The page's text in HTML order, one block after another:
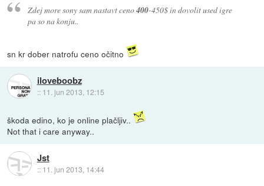
Zdej more sony sam nastavt ceno400-450$ in dovolit used igre
pa so na konju..
sn kr dober natrofu ceno očitno
iloveboobz
:: 11. jun 2013, 12:15
škoda edino, ko je online plačljiv..
Not that i care anyway..
Jst
:: 11. jun 2013, 14:44